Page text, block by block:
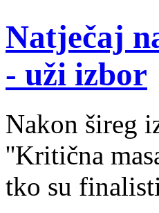
Natječaj
- uži izbor
Nakon šireg
''Kritična
tko su